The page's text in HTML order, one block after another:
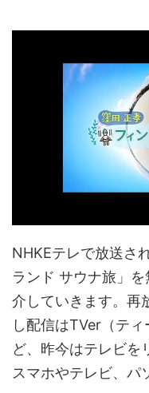
NHKEテレで放送さ
ランド サウナ旅」
介していきます。再
し配信はTVer（テ
ど、昨今はテレビを
スマホやテレビ、パ